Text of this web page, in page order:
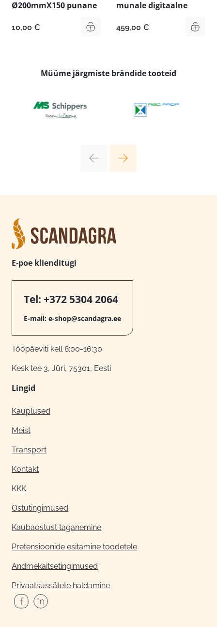
Ø200mmX150 punane
10,00 €
munale digitaalne
459,00 €
Müüme järgmiste brändide tooteid
E-poe klienditugi
Tel: +372 5304 2064
E-mail: e-shop@scandagra.ee
Tööpäeviti kell 8:00-16:30
Kesk tee 3, Jüri, 75301, Eesti
Lingid
Kauplused
Meist
Transport
Kontakt
KKK
Ostutingimused
Kaubaostust taganemine
Pretensioonide esitamine toodetele
Andmekaitsetingimused
Privaatsussätete haldamine